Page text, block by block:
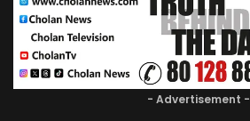
- Advertisement -